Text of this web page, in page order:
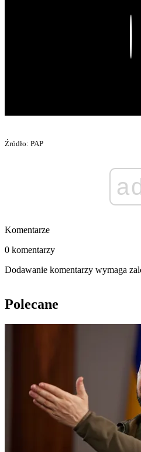
Źródło: PAP
ad
Komentarze
0 komentarzy
Dodawanie komentarzy wymaga
Polecane